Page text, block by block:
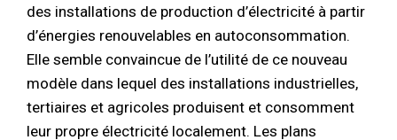
des installations de production d’électricité à partir
d’énergies renouvelables en autoconsommation.
Elle semble convaincue de l’utilité de ce nouveau
modèle dans lequel des installations industrielles,
tertiaires et agricoles produisent et consomment
leur propre électricité localement. Les plans